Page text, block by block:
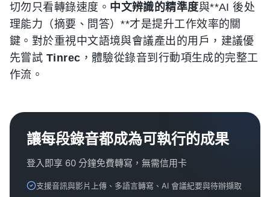
切勿只看轉錄速度。 中文辨識的精準度與**AI 後处
理能力（摘要、問答）**才是提升工作效率的關
鍵。對於重視中文語境與會議產出的用戶，建議優
先嘗試 Tinrec ，體驗從錄音到行動項生成的完整工
作流。
讓每段錄音都成為可執行的成果
登入即享 60 分鐘免費轉寫，無需信用卡
支援音訊與影片上傳、多語言轉寫、AI 會議紀要與待辦擷取